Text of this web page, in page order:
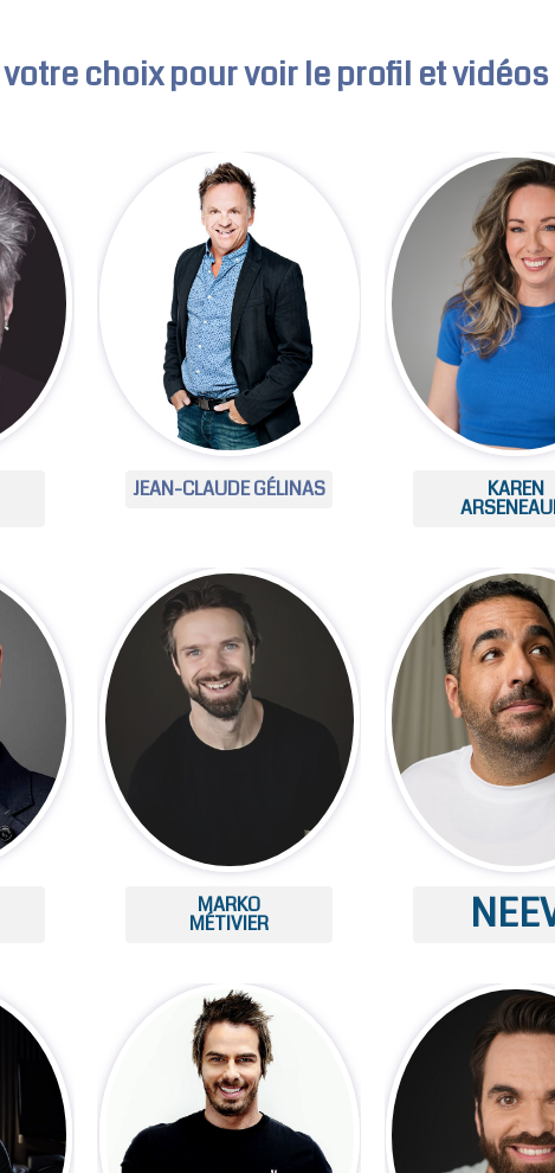
choix pour voir le profil et vidéos
JEAN-CLAUDE GÉLINAS KAREN
MARKO
MÉTIVIER